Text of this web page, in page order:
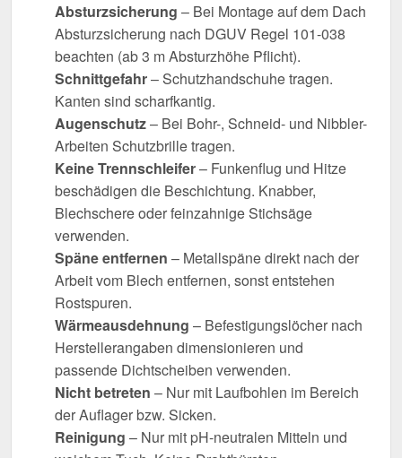
Absturzsicherung – Bei Montage auf dem Dach
Absturzsicherung nach DGUV Regel 101-038
beachten (ab 3 m Absturzhöhe Pflicht).
Schnittgefahr– Schutzhandschuhe tragen.
Kanten sind scharfkantig.
Augenschutz– Bei Bohr-, Schneid- und Nibbler-
Arbeiten Schutzbrille tragen.
Keine Trennschleifer– Funkenflug und Hitze
beschädigen die Beschichtung. Knabber,
Blechschere oder feinzahnige Stichsäge
verwenden.
Späne entfernen – Metallspäne direkt nach der
Arbeit vom Blech entfernen, sonst entstehen
Rostspuren.
Wärmeausdehnung – Befestigungslöcher nach
Herstellerangaben dimensionieren und
passende Dichtscheiben verwenden.
Nicht betreten – Nur mit Laufbohlen im Bereich
der Auflager bzw. Sicken.
Reinigung – Nur mit pH-neutralen Mitteln und